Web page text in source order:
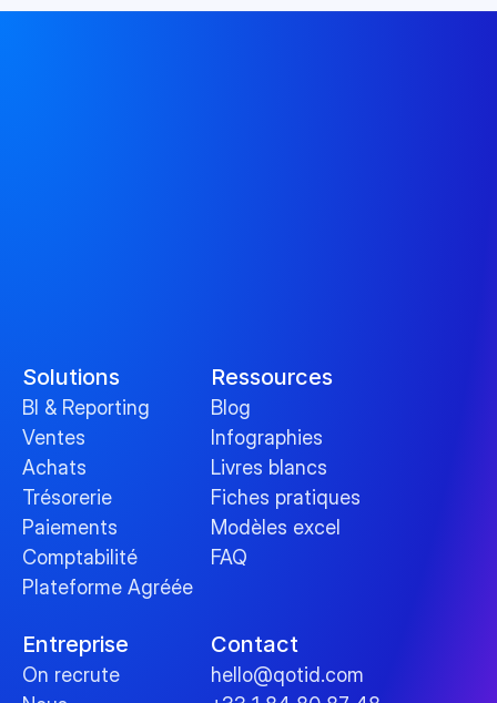
Solutions
BI & Reporting
Ventes
Achats
Trésorerie
Paiements
Comptabilité
Plateforme Agréée
Ressources
Blog
Infographies
Livres blancs
Fiches pratiques
Modèles excel
FAQ
Entreprise
On recrute
Contact
hello@qotid.com